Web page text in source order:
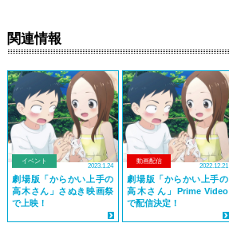
関連情報
イベント
2023.1.24
劇場版「からかい上手の
高木さん」さぬき映画祭
で上映！
動画配信
2022.12.21
劇場版「からかい上手の
高木さん」Prime Video
で配信決定！